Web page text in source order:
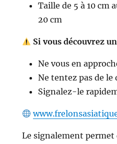
Taille de 5 à 10 cm
20 cm
Si vous découvrez
Ne vous en
Ne tentez pas de
Signalez-le
Le signalement